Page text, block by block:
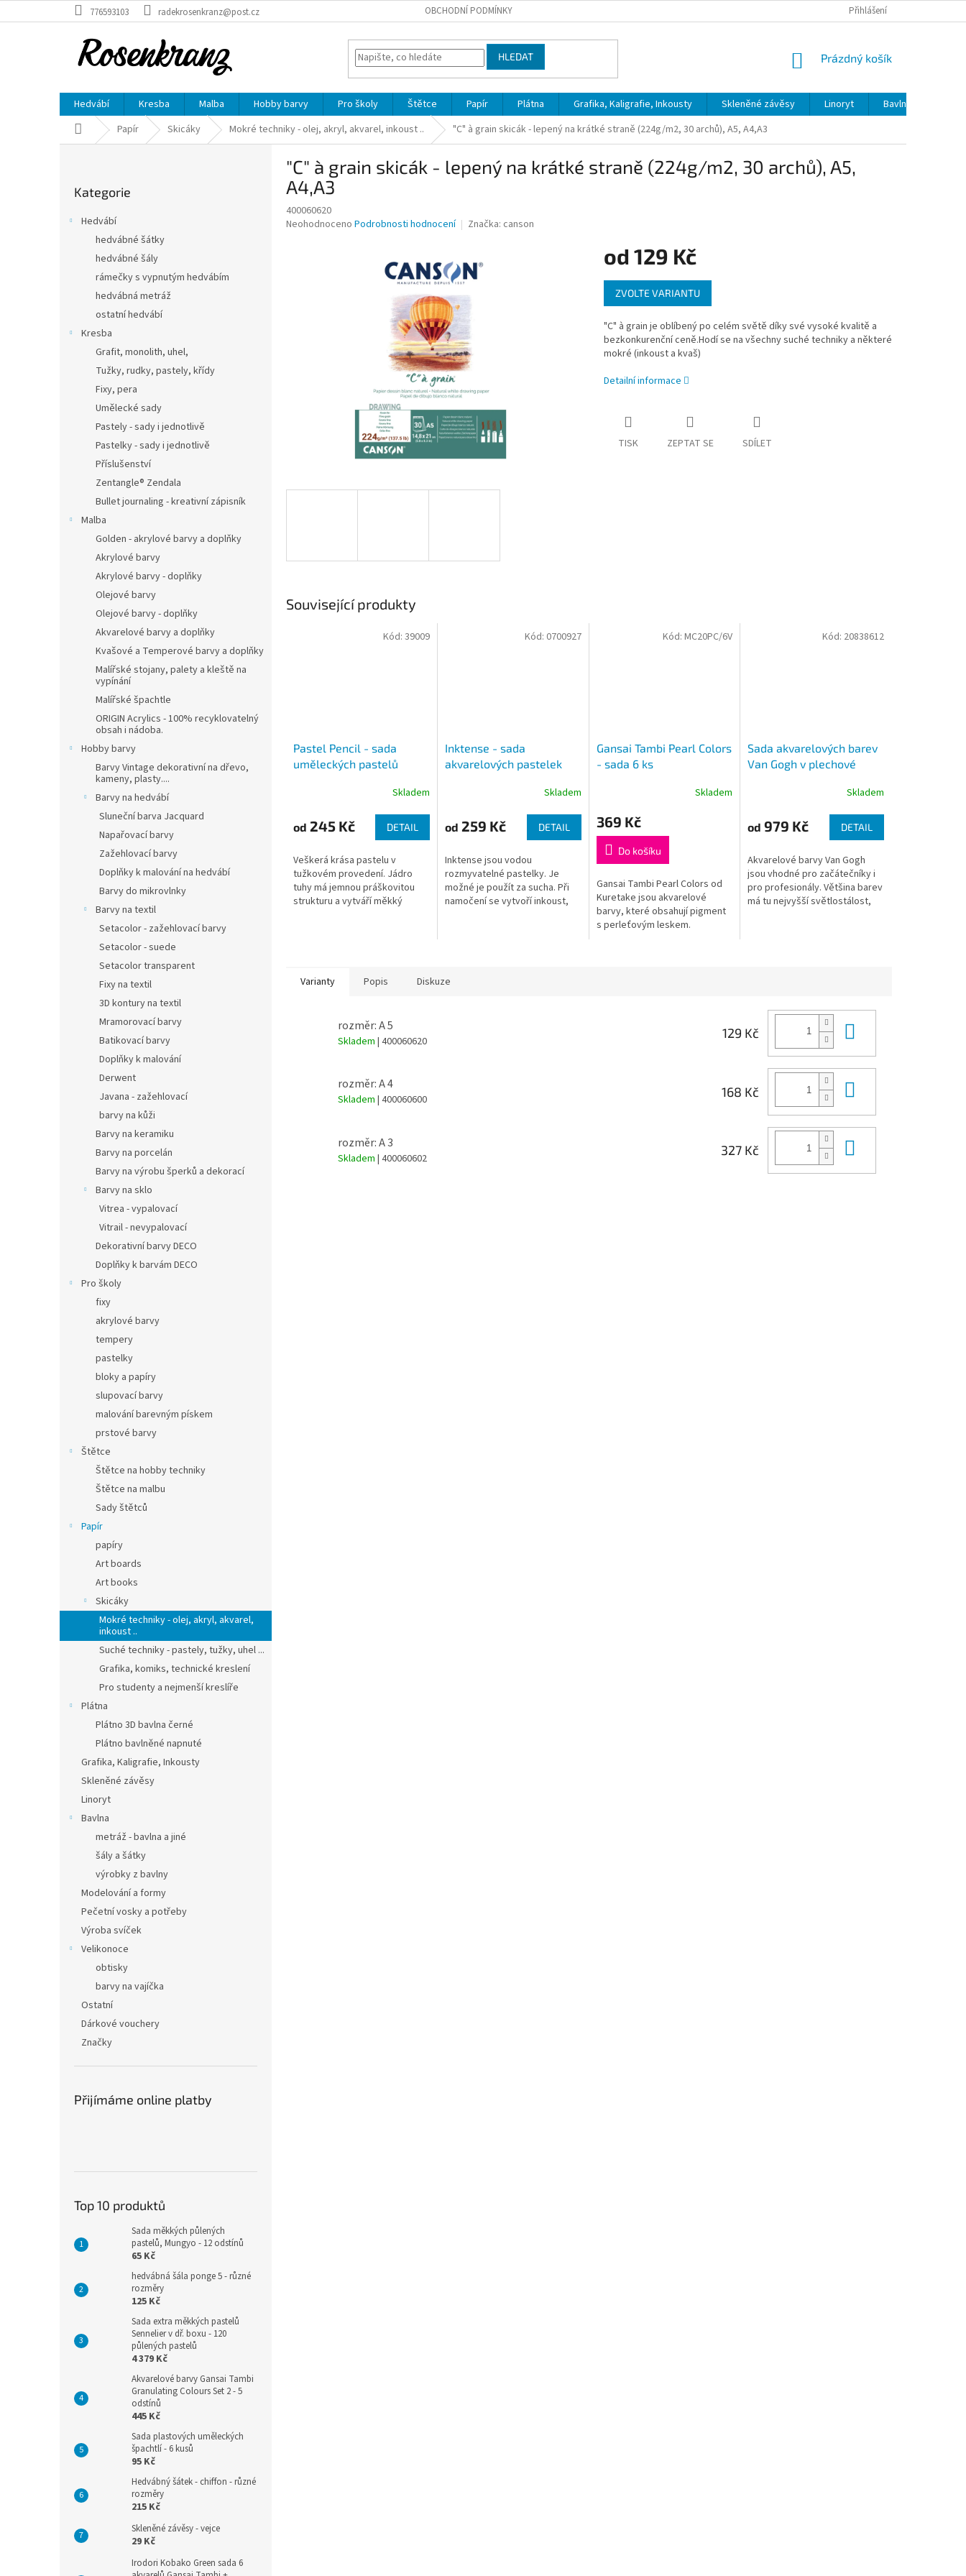
na
776593103 radekrosenkranz@post.cz OBCHODNÍ PODMÍNKY Přihlášení
HLEDAT
NÁKUPNÍ
Prázdný košík
Hedvábí Kresba Malba Hobby barvy Pro školy Štětce Papír Plátna Grafika, Kaligrafie, Inkousty Skleněné závěsy Linoryt Bavlna
Domů Papír Skicáky Mokré techniky - olej, akryl, akvarel, inkoust .. "C" à grain skicák - lepený na krátké straně (224g/m2, 30 archů), A5, A4,A3
kategorie
Kategorie
Hedvábí
hedvábné šátky
hedvábné šály
rámečky s vypnutým hedvábím
hedvábná metráž
ostatní hedvábí
Kresba
Grafit, monolith, uhel,
Tužky, rudky, pastely, křídy
Fixy, pera
Umělecké sady
Pastely - sady i jednotlivě
Pastelky - sady i jednotlivě
Příslušenství
Zentangle® Zendala
Bullet journaling - kreativní zápisník
Malba
Golden - akrylové barvy a doplňky
Akrylové barvy
Akrylové barvy - doplňky
Olejové barvy
Olejové barvy - doplňky
Akvarelové barvy a doplňky
Kvašové a Temperové barvy a doplňky
Malířské stojany, palety a kleště na
vypínání
Malířské špachtle
ORIGIN Acrylics - 100% recyklovatelný
obsah i nádoba.
Hobby barvy
Barvy Vintage dekorativní na dřevo,
kameny, plasty....
Barvy na hedvábí
Sluneční barva Jacquard
Napařovací barvy
Zažehlovací barvy
Doplňky k malování na hedvábí
Barvy do mikrovlnky
Barvy na textil
Setacolor - zažehlovací barvy
Setacolor - suede
Setacolor transparent
Fixy na textil
3D kontury na textil
Mramorovací barvy
Batikovací barvy
Doplňky k malování
Derwent
Javana - zažehlovací
barvy na kůži
Barvy na keramiku
Barvy na porcelán
Barvy na výrobu šperků a dekorací
Barvy na sklo
Vitrea - vypalovací
Vitrail - nevypalovací
Dekorativní barvy DECO
Doplňky k barvám DECO
Pro školy
fixy
akrylové barvy
tempery
pastelky
bloky a papíry
slupovací barvy
malování barevným pískem
prstové barvy
Štětce
Štětce na hobby techniky
Štětce na malbu
Sady štětců
Papír
papíry
Art boards
Art books
Skicáky
Mokré techniky - olej, akryl, akvarel,
inkoust ..
Suché techniky - pastely, tužky, uhel ...
Grafika, komiks, technické kreslení
Pro studenty a nejmenší kreslíře
Plátna
Plátno 3D bavlna černé
Plátno bavlněné napnuté
Grafika, Kaligrafie, Inkousty
Skleněné závěsy
Linoryt
Bavlna
metráž - bavlna a jiné
šály a šátky
výrobky z bavlny
Modelování a formy
Pečetní vosky a potřeby
Výroba svíček
Velikonoce
obtisky
barvy na vajíčka
Ostatní
Dárkové vouchery
Značky
Přijímáme online platby
Top 10 produktů
Sada měkkých půlených
pastelů, Mungyo - 12 odstínů
65 Kč
hedvábná šála ponge 5 - různé
rozměry
125 Kč
Sada extra měkkých pastelů
Sennelier v dř. boxu - 120
půlených pastelů
4 379 Kč
Akvarelové barvy Gansai Tambi
Granulating Colours Set 2 - 5
odstínů
445 Kč
Sada plastových uměleckých
špachtlí - 6 kusů
95 Kč
Hedvábný šátek - chiffon - různé
rozměry
215 Kč
Skleněné závěsy - vejce
29 Kč
Irodori Kobako Green sada 6
"C" à grain skicák - lepený na krátké straně (224g/m2, 30 archů), A5,
A4,A3
400060620
Průměrné
Neohodnoceno Podrobnosti hodnocení Značka: canson
od 129 Kč
Měrná
cena:
ZVOLTE VARIANTU
"C" à grain je oblíbený po celém světě díky své vysoké kvalitě a
bezkonkurenční ceně.Hodí se na všechny suché techniky a některé
mokré (inkoust a kvaš)
Detailní informace
TISK ZEPTAT SE SDÍLET
Související produkty
Pastel Pencil - sada
uměleckých pastelů
Skladem
od 245 Kč DETAIL
Veškerá krása pastelu v
tužkovém provedení. Jádro
tuhy má jemnou práškovitou
strukturu a vytváří měkký
Kód: 39009
Inktense - sada
akvarelových pastelek
Skladem
od 259 Kč DETAIL
Inktense jsou vodou
rozmyvatelné pastelky. Je
možné je použít za sucha. Při
namočení se vytvoří inkoust,
Kód: 0700927
Gansai Tambi Pearl Colors
- sada 6 ks
Skladem
369 Kč
Do košíku
Gansai Tambi Pearl Colors od
Kuretake jsou akvarelové
barvy, které obsahují pigment
s perleťovým leskem.
Kód:MC20PC/6V
Sada akvarelových barev
Van Gogh v plechové
Skladem
od 979 Kč DETAIL
Akvarelové barvy Van Gogh
jsou vhodné pro začátečníky i
pro profesionály. Většina barev
má tu nejvyšší světlostálost,
Kód: 20838612
Varianty Popis Diskuze
rozměr: A 5
Skladem | 400060620
129 Kč
rozměr: A 4
Skladem | 400060600
168 Kč
rozměr: A 3
Skladem | 400060602
327 Kč